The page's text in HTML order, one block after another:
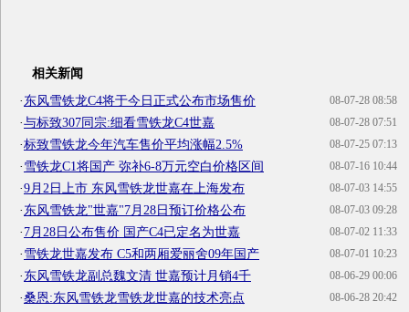
相关新闻
08-07-28 08:58
·东风雪铁龙C4将于今日正式公布市场售价
08-07-28 07:51
·与标致307同宗:细看雪铁龙C4世嘉
08-07-25 07:13
·标致雪铁龙今年汽车售价平均涨幅2.5%
08-07-16 10:44
·雪铁龙C1将国产 弥补6-8万元空白价格区间
08-07-03 14:55
·9月2日上市 东风雪铁龙世嘉在上海发布
08-07-03 09:28
·东风雪铁龙"世嘉"7月28日预订价格公布
08-07-02 11:33
·7月28日公布售价 国产C4已定名为世嘉
08-07-01 10:23
·雪铁龙世嘉发布 C5和两厢爱丽舍09年国产
08-06-29 00:06
·东风雪铁龙副总魏文清 世嘉预计月销4千
08-06-28 20:42
·桑恩:东风雪铁龙雪铁龙世嘉的技术亮点